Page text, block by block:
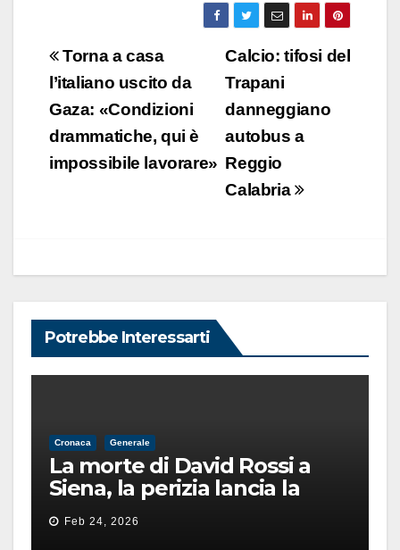
Navigazione
articoli
Calcio: tifosi del
Trapani
danneggiano
autobus a
Reggio
Calabria
Torna a casa
l’italiano uscito da
Gaza: «Condizioni
drammatiche, qui è
impossibile lavorare»
Potrebbe Interessarti
Cronaca Generale
La morte di David Rossi a
Siena, la perizia lancia la
pista di un’intimidazione
finita male
Feb 24, 2026